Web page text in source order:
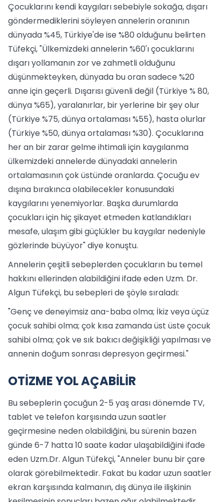
Çocuklarını kendi kaygıları sebebiyle sokağa, dışarı
göndermediklerini söyleyen annelerin oranının
dünyada %45, Türkiye'de ise %80 olduğunu belirten
Tüfekçi, "Ülkemizdeki annelerin %60'ı çocuklarını
dışarı yollamanın zor ve zahmetli olduğunu
düşünmekteyken, dünyada bu oran sadece %20
anne için geçerli. Dışarısı güvenli değil (Türkiye % 80,
dünya %65), yaralanırlar, bir yerlerine bir şey olur
(Türkiye %75, dünya ortalaması %55), hasta olurlar
(Türkiye %50, dünya ortalaması %30). Çocuklarına
her an bir zarar gelme ihtimali için kaygılanma
ülkemizdeki annelerde dünyadaki annelerin
ortalamasının çok üstünde oranlarda. Çocuğu ev
dışına bırakınca olabilecekler konusundaki
kaygılarını yenemiyorlar. Başka durumlarda
çocukları için hiç şikayet etmeden katlandıkları
mesafe, ulaşım gibi güçlükler bu kaygılar nedeniyle
gözlerinde büyüyor" diye konuştu.
Annelerin çeşitli sebeplerden çocukların bu temel
hakkını ellerinden alabildiğini ifade eden Uzm. Dr.
Algun Tüfekçi, bu sebepleri de şöyle sıraladı:
"Genç ve deneyimsiz ana-baba olma; İkiz veya üçüz
çocuk sahibi olma; çok kısa zamanda üst üste çocuk
sahibi olma; çok ve sık bakıcı değişikliği yapılması ve
annenin doğum sonrası depresyon geçirmesi."
OTİZME YOL AÇABİLİR
Bu sebeplerin çocuğun 2-5 yaş arası dönemde TV,
tablet ve telefon karşısında uzun saatler
geçirmesine neden olabildiğini, bu sürenin bazen
günde 6-7 hatta 10 saate kadar ulaşabildiğini ifade
eden Uzm.Dr. Algun Tüfekçi, "Anneler bunu bir çare
olarak görebilmektedir. Fakat bu kadar uzun saatler
ekran karşısında kalmanın, dış dünya ile ilişkinin